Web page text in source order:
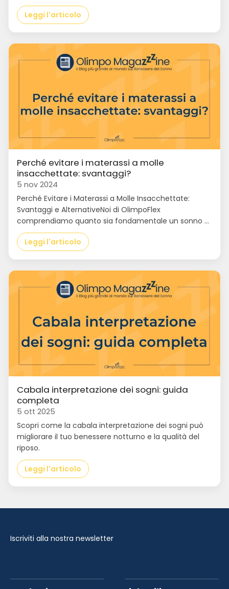
Leggi l'articolo
Perché evitare i materassi a molle
insacchettate: svantaggi?
5 nov 2024
Perché Evitare i Materassi a Molle Insacchettate:
Svantaggi e AlternativeNoi di OlimpoFlex
comprendiamo quanto sia fondamentale un sonno ...
Leggi l'articolo
Cabala interpretazione dei sogni: guida
completa
5 ott 2025
Scopri come la cabala interpretazione dei sogni può
migliorare il tuo benessere notturno e la qualità del
riposo.
Leggi l'articolo
Iscriviti alla nostra newsletter